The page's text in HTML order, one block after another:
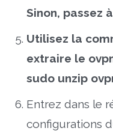
Sinon, passez
Utilisez la
extraire le
sudo unzip
Entrez dans le
configurations